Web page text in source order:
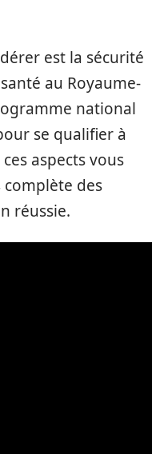
est la sécurité
au Royaume-
national
se qualifier à
aspects vous
des
réussie.